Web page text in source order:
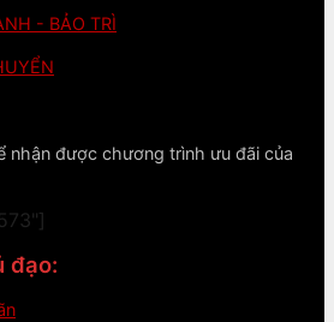
- BẢO TRÌ
nhận được chương trình ưu đãi của
đạo: